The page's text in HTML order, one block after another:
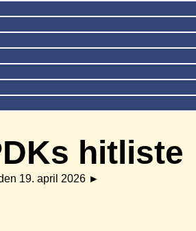
hitliste
19. april 2026 ►